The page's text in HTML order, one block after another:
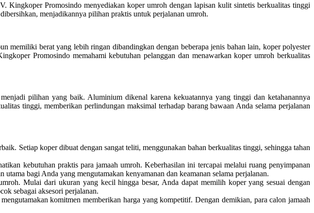
Kingkoper Promosindo menyediakan koper umroh dengan lapisan kulit sintetis berkualitas tinggi
menjadikannya pilihan praktis untuk perjalanan umroh.
memiliki berat yang lebih ringan dibandingkan dengan beberapa jenis bahan lain, koper polyester
Promosindo memahami kebutuhan pelanggan dan menawarkan koper umroh berkualitas
pilihan yang baik. Aluminium dikenal karena kekuatannya yang tinggi dan ketahanannya
tinggi, memberikan perlindungan maksimal terhadap barang bawaan Anda selama perjalanan
Setiap koper dibuat dengan sangat teliti, menggunakan bahan berkualitas tinggi, sehingga tahan
kebutuhan praktis para jamaah umroh. Keberhasilan ini tercapai melalui ruang penyimpanan
bagi Anda yang mengutamakan kenyamanan dan keamanan selama perjalanan.
Mulai dari ukuran yang kecil hingga besar, Anda dapat memilih koper yang sesuai dengan
sebagai aksesori perjalanan.
komitmen memberikan harga yang kompetitif. Dengan demikian, para calon jamaah